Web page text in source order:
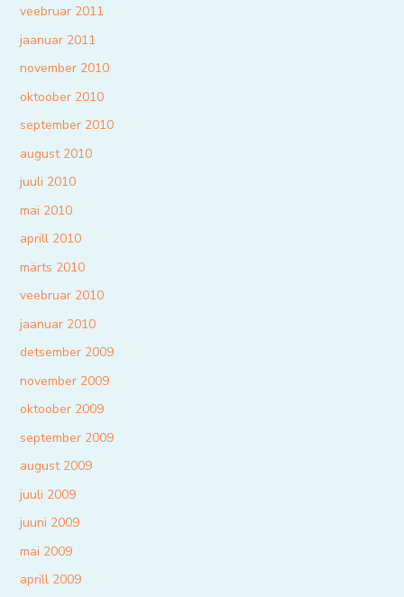
veebruar 2011
jaanuar 2011
november 2010
oktoober 2010
september 2010
august 2010
juuli 2010
mai 2010
aprill 2010
märts 2010
veebruar 2010
jaanuar 2010
detsember 2009
november 2009
oktoober 2009
september 2009
august 2009
juuli 2009
juuni 2009
mai 2009
aprill 2009